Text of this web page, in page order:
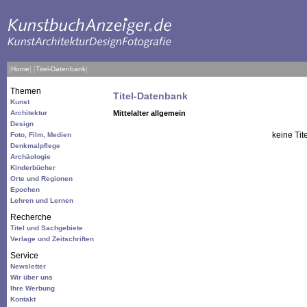
[Home] [Titel-Datenbank]
Themen
Kunst
Architektur
Design
Foto, Film, Medien
Denkmalpflege
Archäologie
Kinderbücher
Orte und Regionen
Epochen
Lehren und Lernen
Recherche
Titel und Sachgebiete
Verlage und Zeitschriften
Service
Newsletter
Wir über uns
Ihre Werbung
Kontakt
Titel-Datenbank
Mittelalter allgemein
keine